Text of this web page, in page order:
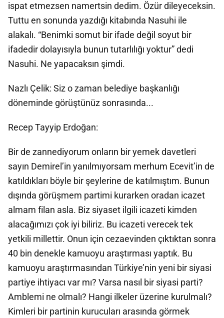
ispat etmezsen namertsin dedim. Özür dileyeceksin.
Tuttu en sonunda yazdığı kitabında Nasuhi ile
alakalı. “Benimki somut bir ifade değil soyut bir
ifadedir dolayısıyla bunun tutarlılığı yoktur” dedi
Nasuhi. Ne yapacaksın şimdi.
Nazlı Çelik: Siz o zaman belediye başkanlığı
döneminde görüştünüz sonrasında...
Recep Tayyip Erdoğan:
Bir de zannediyorum onların bir yemek davetleri
sayın Demirel’in yanılmıyorsam merhum Ecevit’in de
katıldıkları böyle bir şeylerine de katılmıştım. Bunun
dışında görüşmem partimi kurarken oradan icazet
almam filan asla. Biz siyaset ilgili icazeti kimden
alacağımızı çok iyi biliriz. Bu icazeti verecek tek
yetkili millettir. Onun için cezaevinden çıktıktan sonra
40 bin denekle kamuoyu araştırması yaptık. Bu
kamuoyu araştırmasından Türkiye’nin yeni bir siyasi
partiye ihtiyacı var mı? Varsa nasıl bir siyasi parti?
Amblemi ne olmalı? Hangi ilkeler üzerine kurulmalı?
Kimleri bir partinin kurucuları arasında görmek